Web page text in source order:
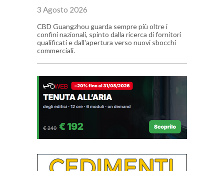
3 Agosto 2026
CBD Guangzhou guarda sempre più oltre i
confini nazionali, spinto dalla ricerca di fornitori
qualificati e dall'apertura verso nuovi sbocchi
commerciali.